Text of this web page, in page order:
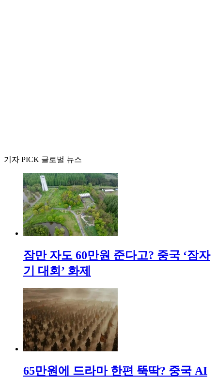
기자 PICK 글로벌 뉴스
잠만 자도 60만원 준다고? 중국 ‘잠자
기 대회’ 화제
65만원에 드라마 한편 뚝딱? 중국 AI